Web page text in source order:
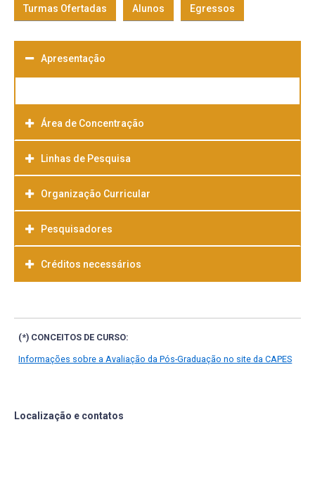
Turmas Ofertadas Alunos Egressos
Apresentação
Área de Concentração
Linhas de Pesquisa
Organização Curricular
Pesquisadores
Créditos necessários
(*) CONCEITOS DE CURSO:
Informações sobre a Avaliação da Pós-Graduação no site da CAPES
Localização e contatos